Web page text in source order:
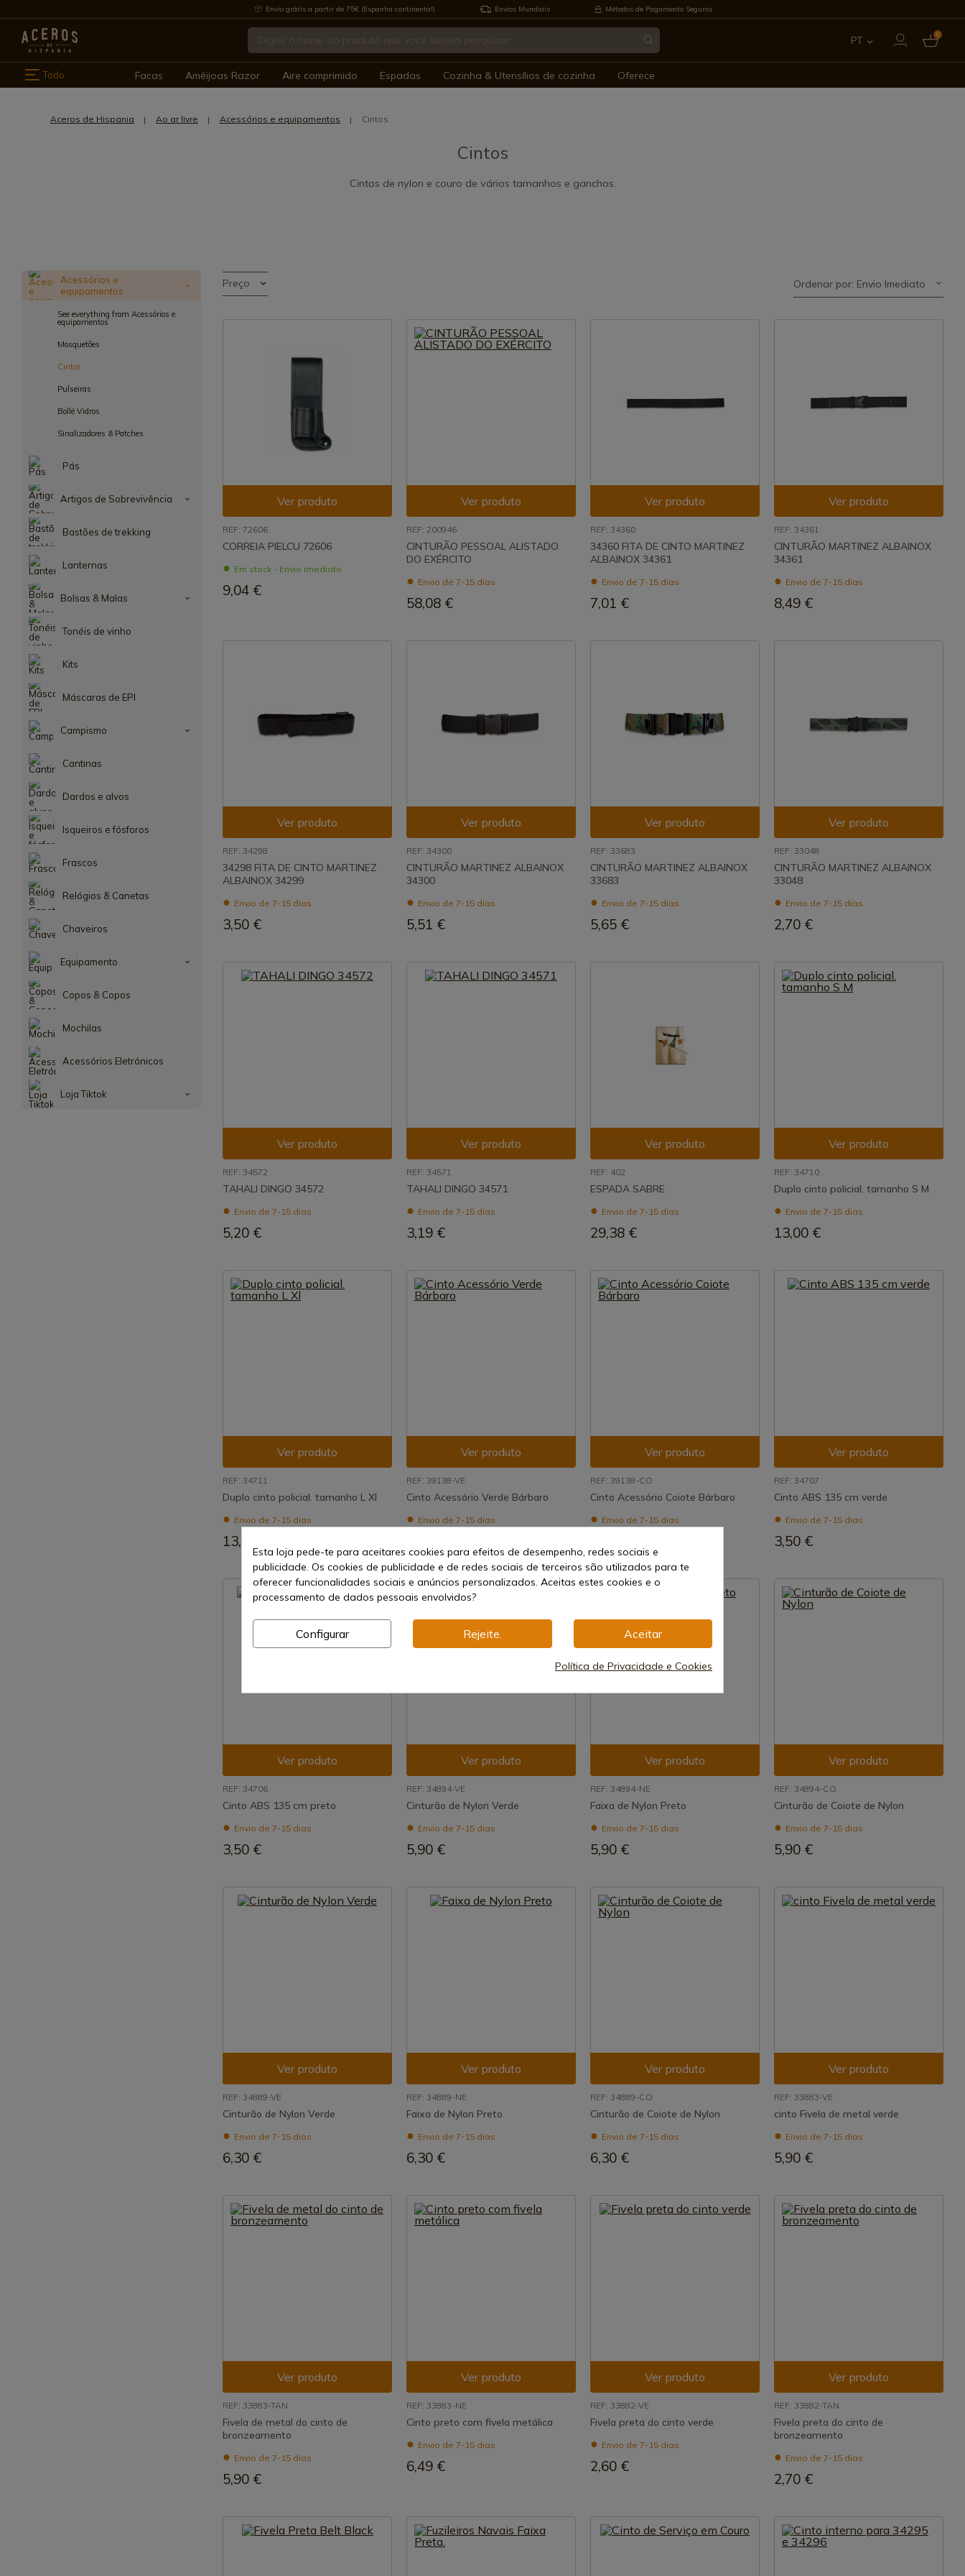
Envio grátis a partir de 75€ (Espanha continental) Envios Mundiais Métodos de Pagamento Seguros
PT 0
Todo Facas Amêijoas Razor Aire comprimido Espadas Cozinha & Utensílios de cozinha Oferece
Aceros de Hispania Ao ar livre Acessórios e equipamentos Cintos
Cintos
Cintos de nylon e couro de vários tamanhos e ganchos.
Acessórios e
equipamentos
See everything from Acessórios e
equipamentos
Mosquetões
Cintos
Pulseiras
Bollé Vidros
Sinalizadores & Patches
Pás
Artigos de Sobrevivência
Bastões de trekking
Lanternas
Bolsas & Malas
Tonéis de vinho
Kits
Máscaras de EPI
Campismo
Cantinas
Dardos e alvos
Isqueiros e fósforos
Frascos
Relógios & Canetas
Chaveiros
Equipamento
Copos & Copos
Mochilas
Acessórios Eletrónicos
Loja Tiktok
Preço Ordenar por: Envio Imediato
Ver produto
REF: 72606
CORREIA PIELCU 72606
Em stock - Envio imediato
9,04 €
Ver produto
REF: 200946
CINTURÃO PESSOAL ALISTADO
DO EXÉRCITO
Envio de 7-15 dias
58,08 €
Ver produto
REF: 34360
34360 FITA DE CINTO MARTINEZ
ALBAINOX 34361
Envio de 7-15 dias
7,01 €
Ver produto
REF: 34361
CINTURÃO MARTINEZ ALBAINOX
34361
Envio de 7-15 dias
8,49 €
Ver produto
REF: 34298
34298 FITA DE CINTO MARTINEZ
ALBAINOX 34299
Envio de 7-15 dias
3,50 €
Ver produto
REF: 34300
CINTURÃO MARTINEZ ALBAINOX
34300
Envio de 7-15 dias
5,51 €
Ver produto
REF: 33683
CINTURÃO MARTINEZ ALBAINOX
33683
Envio de 7-15 dias
5,65 €
Ver produto
REF: 33048
CINTURÃO MARTINEZ ALBAINOX
33048
Envio de 7-15 dias
2,70 €
Ver produto
REF: 34572
TAHALI DINGO 34572
Envio de 7-15 dias
5,20 €
Ver produto
REF: 34571
TAHALI DINGO 34571
Envio de 7-15 dias
3,19 €
Ver produto
REF: 402
ESPADA SABRE
Envio de 7-15 dias
29,38 €
Ver produto
REF: 34710
Duplo cinto policial. tamanho S M
Envio de 7-15 dias
13,00 €
Ver produto
REF: 34711
Duplo cinto policial. tamanho L Xl
Envio de 7-15 dias
13,00 €
Ver produto
REF: 39138-VE
Cinto Acessório Verde Bárbaro
Envio de 7-15 dias
Ver produto
REF: 39138-CO
Cinto Acessório Coiote Bárbaro
Envio de 7-15 dias
Ver produto
REF: 34707
Cinto ABS 135 cm verde
Envio de 7-15 dias
3,50 €
Ver produto
REF: 34706
Cinto ABS 135 cm preto
Envio de 7-15 dias
3,50 €
Ver produto
REF: 34894-VE
Cinturão de Nylon Verde
Envio de 7-15 dias
5,90 €
Ver produto
REF: 34894-NE
Faixa de Nylon Preto
Envio de 7-15 dias
5,90 €
Ver produto
REF: 34894-CO
Cinturão de Coiote de Nylon
Envio de 7-15 dias
5,90 €
Ver produto
REF: 34889-VE
Cinturão de Nylon Verde
Envio de 7-15 dias
6,30 €
Ver produto
REF: 34889-NE
Faixa de Nylon Preto
Envio de 7-15 dias
6,30 €
Ver produto
REF: 34889-CO
Cinturão de Coiote de Nylon
Envio de 7-15 dias
6,30 €
Ver produto
REF: 33883-VE
cinto Fivela de metal verde
Envio de 7-15 dias
5,90 €
Ver produto
REF: 33883-TAN
Fivela de metal do cinto de
bronzeamento
Envio de 7-15 dias
5,90 €
Ver produto
REF: 33883-NE
Cinto preto com fivela metálica
Envio de 7-15 dias
6,49 €
Ver produto
REF: 33882-VE
Fivela preta do cinto verde
Envio de 7-15 dias
2,60 €
Ver produto
REF: 33882-TAN
Fivela preta do cinto de
bronzeamento
Envio de 7-15 dias
2,70 €
Esta loja pede-te para aceitares cookies para efeitos de desempenho, redes sociais e
publicidade. Os cookies de publicidade e de redes sociais de terceiros são utilizados para te
oferecer funcionalidades sociais e anúncios personalizados. Aceitas estes cookies e o
processamento de dados pessoais envolvidos?
Configurar Rejeite. Aceitar
Política de Privacidade e Cookies